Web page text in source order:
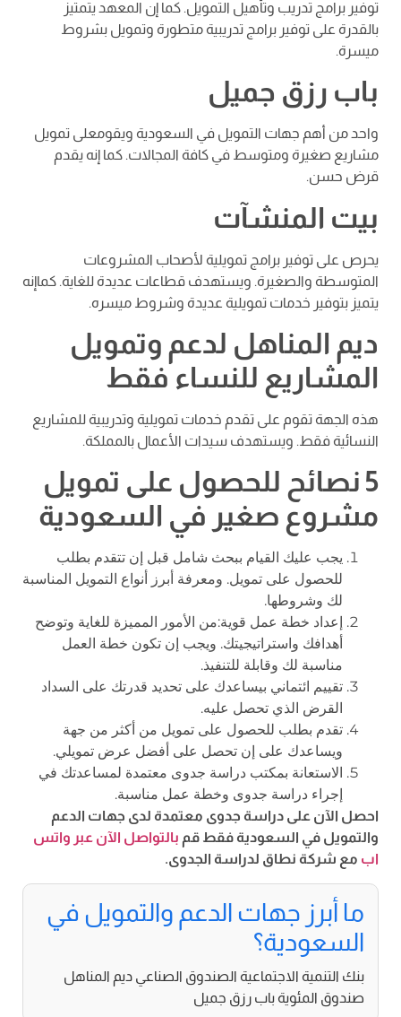
توفير برامج تدريب وتأهيل التمويل. كما إن المعهد يتمتيز
بالقدرة على توفير برامج تدريبية متطورة وتمويل بشروط
ميسرة.
باب رزق جميل
واحد من أهم جهات التمويل في السعودية ويقومعلى تمويل
مشاريع صغيرة ومتوسط في كافة المجالات. كما إنه يقدم
قرض حسن.
بيت المنشآت
يحرص على توفير برامج تمويلية لأصحاب المشروعات
المتوسطة والصغيرة. ويستهدف قطاعات عديدة للغاية. كماإنه
يتميز بتوفير خدمات تمويلية عديدة وشروط ميسره.
ديم المناهل لدعم وتمويل
المشاريع للنساء فقط
هذه الجهة تقوم على تقدم خدمات تمويلية وتدريبية للمشاريع
النسائية فقط. ويستهدف سيدات الأعمال بالمملكة.
5 نصائح للحصول على تمويل
مشروع صغير في السعودية
يجب عليك القيام ببحث شامل قبل إن تتقدم بطلب
للحصول على تمويل. ومعرفة أبرز أنواع التمويل المناسبة
لك وشروطها.
إعداد خطة عمل قوية:من الأمور المميزة للغاية وتوضح
أهدافك واستراتيجيتك. ويجب إن تكون خطة العمل
مناسبة لك وقابلة للتنفيذ.
تقييم ائتماني بيساعدك على تحديد قدرتك على السداد
القرض الذي تحصل عليه.
تقدم بطلب للحصول على تمويل من أكثر من جهة
ويساعدك على إن تحصل على أفضل عرض تمويلي.
الاستعانة بمكتب دراسة جدوى معتمدة لمساعدتك في
إجراء دراسة جدوى وخطة عمل مناسبة.
احصل الآن على دراسة جدوى معتمدة لدى جهات الدعم
والتمويل في السعودية فقط قم بالتواصل الآن عبر واتس
اب مع شركة نطاق لدراسة الجدوى.
ما أبرز جهات الدعم والتمويل في
السعودية؟
بنك التنمية الاجتماعية الصندوق الصناعي ديم المناهل
صندوق المئوية باب رزق جميل